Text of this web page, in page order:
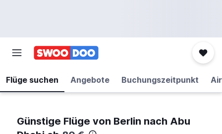
Flüge suchen Angebote Buchungszeitpunkt
Günstige Flüge von Berlin nach Abu